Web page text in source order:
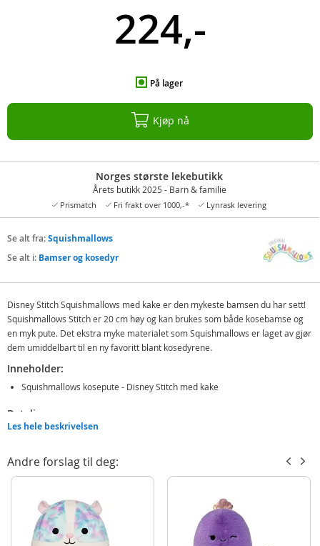
224,-
På lager
Kjøp nå
Norges største lekebutikk
Årets butikk 2025 - Barn & familie
Prismatch Fri frakt over 1000,-* Lynrask levering
Se alt fra:Squishmallows
Se alt i: Bamser og kosedyr
Disney Stitch Squishmallows med kake er den mykeste bamsen du har sett!
Squishmallows Stitch er 20 cm høy og kan brukes som både kosebamse og
en myk pute. Det ekstra myke materialet som Squishmallows er laget av gjør
dem umiddelbart til en ny favoritt blant kosedyrene.
Inneholder:
Squishmallows kosepute - Disney Stitch med kake
Detaljer:
Mål: 20 cm (H)
Merk! Bilde av varen kan avvike.
Produktdetaljer
Les hele beskrivelsen
Andre forslag til deg: